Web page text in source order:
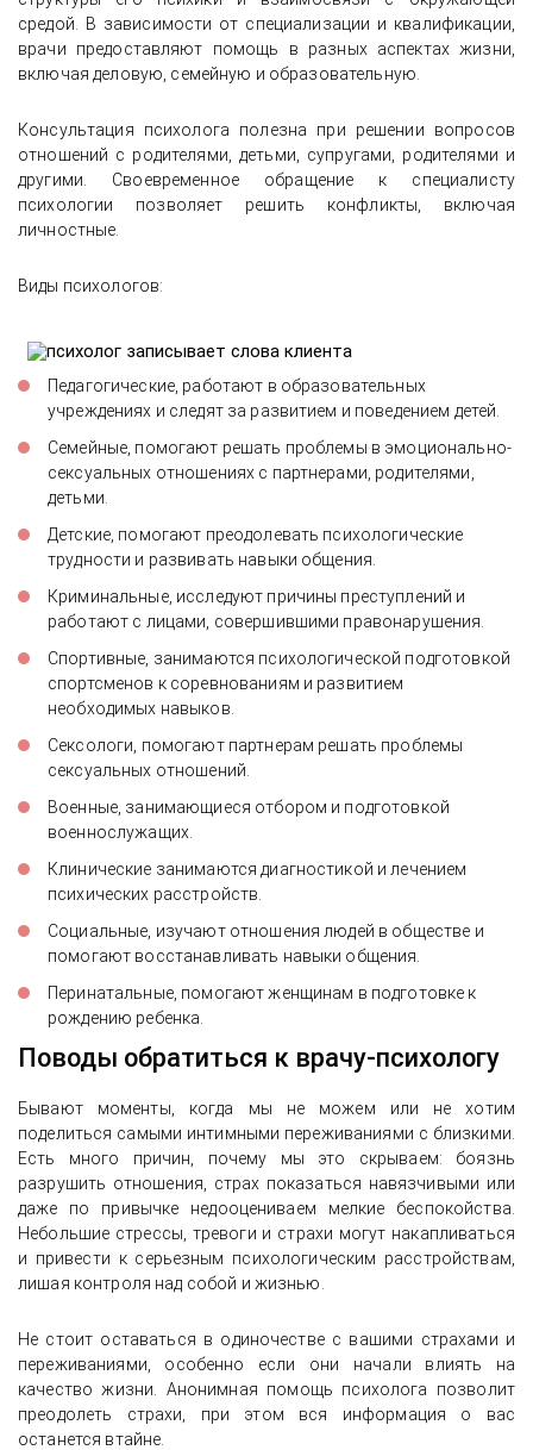
средой. В зависимости от специализации и квалификации,
врачи предоставляют помощь в разных аспектах жизни,
включая деловую, семейную и образовательную.
Консультация психолога полезна при решении вопросов
отношений с родителями, детьми, супругами, родителями и
другими. Своевременное обращение к специалисту
психологии позволяет решить конфликты, включая
личностные.
Виды психологов:
Педагогические, работают в образовательных
учреждениях и следят за развитием и поведением детей.
Семейные, помогают решать проблемы в эмоционально-
сексуальных отношениях с партнерами, родителями,
детьми.
Детские, помогают преодолевать психологические
трудности и развивать навыки общения.
Криминальные, исследуют причины преступлений и
работают с лицами, совершившими правонарушения.
Спортивные, занимаются психологической подготовкой
спортсменов к соревнованиям и развитием
необходимых навыков.
Сексологи, помогают партнерам решать проблемы
сексуальных отношений.
Военные, занимающиеся отбором и подготовкой
военнослужащих.
Клинические занимаются диагностикой и лечением
психических расстройств.
Социальные, изучают отношения людей в обществе и
помогают восстанавливать навыки общения.
Перинатальные, помогают женщинам в подготовке к
рождению ребенка.
Поводы обратиться к врачу-психологу
Бывают моменты, когда мы не можем или не хотим
поделиться самыми интимными переживаниями с близкими.
Есть много причин, почему мы это скрываем: боязнь
разрушить отношения, страх показаться навязчивыми или
даже по привычке недооцениваем мелкие беспокойства.
Небольшие стрессы, тревоги и страхи могут накапливаться
и привести к серьезным психологическим расстройствам,
лишая контроля над собой и жизнью.
Не стоит оставаться в одиночестве с вашими страхами и
переживаниями, особенно если они начали влиять на
качество жизни. Анонимная помощь психолога позволит
преодолеть страхи, при этом вся информация о вас
останется втайне.